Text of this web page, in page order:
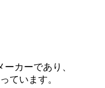
カーであり、
ています。